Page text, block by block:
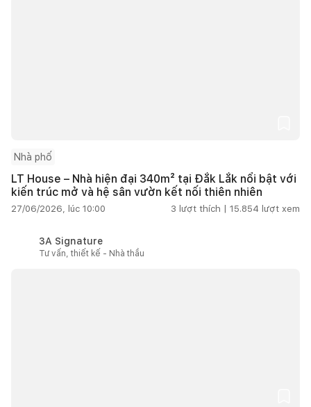
Nhà phố
LT House – Nhà hiện đại 340m² tại Đắk Lắk nổi bật với
kiến trúc mở và hệ sân vườn kết nối thiên nhiên
27/06/2026, lúc 10:00 3 lượt thích | 15.854 lượt xem
3A Signature
Tư vấn, thiết kế - Nhà thầu